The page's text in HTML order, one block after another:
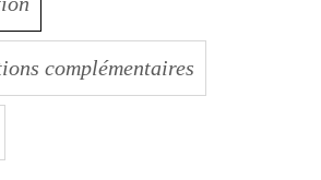
complémentaires